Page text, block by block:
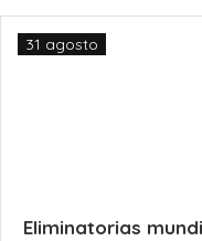
Eliminatorias
31 agosto